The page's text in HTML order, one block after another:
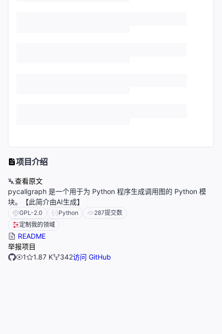
项目介绍
查看原文
pycallgraph 是一个用于为 Python 程序生成调用图的 Python 模
块。【此简介由AI生成】
GPL-2.0 Python 287提交数
定制我的领域
README
举报项目
1
1.87 K 342访问 GitHub